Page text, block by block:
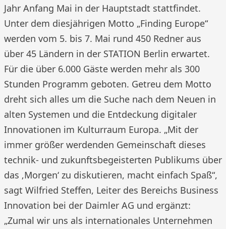
Jahr Anfang Mai in der Hauptstadt stattfindet.
Unter dem diesjährigen Motto „Finding Europe“
werden vom 5. bis 7. Mai rund 450 Redner aus
über 45 Ländern in der STATION Berlin erwartet.
Für die über 6.000 Gäste werden mehr als 300
Stunden Programm geboten. Getreu dem Motto
dreht sich alles um die Suche nach dem Neuen in
alten Systemen und die Entdeckung digitaler
Innovationen im Kulturraum Europa. „Mit der
immer größer werdenden Gemeinschaft dieses
technik- und zukunftsbegeisterten Publikums über
das ‚Morgen‘ zu diskutieren, macht einfach Spaß“,
sagt Wilfried Steffen, Leiter des Bereichs Business
Innovation bei der Daimler AG und ergänzt:
„Zumal wir uns als internationales Unternehmen